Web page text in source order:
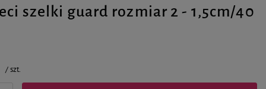
szelki guard rozmiar 2 - 1,5cm/40
/szt.